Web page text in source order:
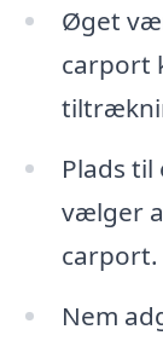
Øget
carport
Plads
vælger
carport.
Nem